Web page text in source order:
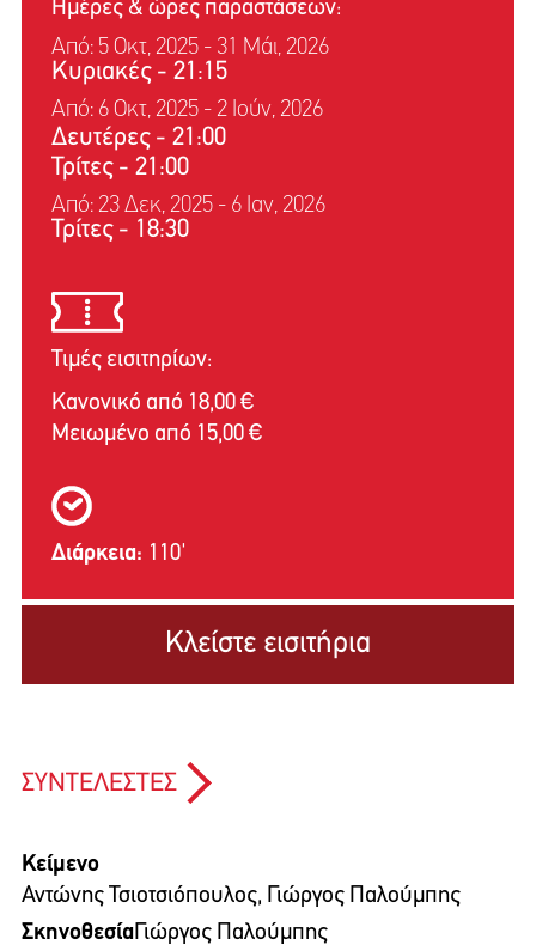
Ημέρες & ώρες παραστάσεων:
Από: 5 Οκτ, 2025 - 31 Μάι, 2026
Κυριακές- 21:15
Από: 6 Οκτ, 2025 - 2 Ιούν, 2026
Δευτέρες- 21:00
Τρίτες- 21:00
Από: 23 Δεκ, 2025 - 6 Ιαν, 2026
Τρίτες- 18:30
Τιμές εισιτηρίων:
Κανονικό από 18,00 €
Μειωμένο από 15,00 €
Διάρκεια: 110'
Κλείστε εισιτήρια
ΣΥΝΤΕΛΕΣΤΕΣ
Κείμενο
Αντώνης Τσιοτσιόπουλος, Γιώργος Παλούμπης
ΣκηνοθεσίαΓιώργος Παλούμπης